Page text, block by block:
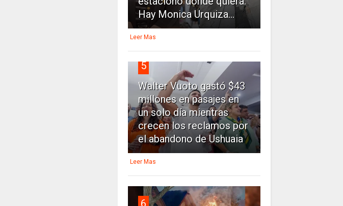
Hay Monica Urquiza...
Leer Mas
5
Walter Vuoto gastó $43
millones en pasajes en
un solo día mientras
crecen los reclamos por
el abandono de Ushuaia
Leer Mas